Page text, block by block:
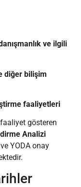
ve ilgili
diğer bilişim
faaliyetleri
gösteren
Analizi
YODA onay